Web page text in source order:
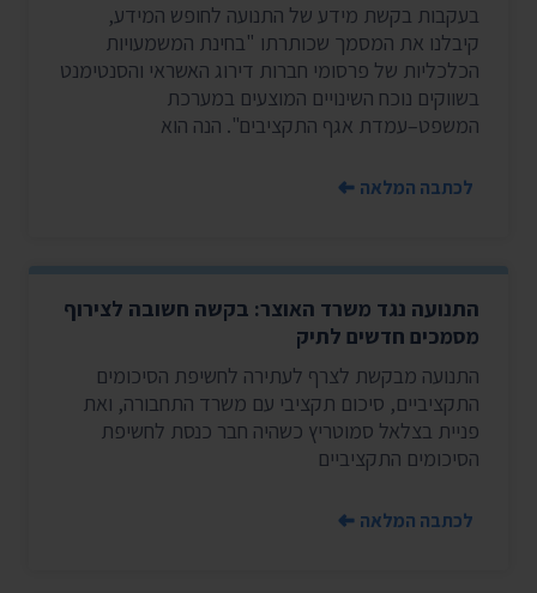
בעקבות בקשת מידע של התנועה לחופש המידע,
קיבלנו את המסמך שכותרתו "בחינת המשמעויות
הכלכליות של פרסומי חברות דירוג האשראי והסנטימנט
בשווקים נוכח השינויים המוצעים במערכת
המשפט–עמדת אגף התקציבים". הנה הוא
לכתבה המלאה
התנועה נגד משרד האוצר: בקשה חשובה לצירוף
מסמכים חדשים לתיק
התנועה מבקשת לצרף לעתירה לחשיפת הסיכומים
התקציביים, סיכום תקציבי עם משרד התחבורה, ואת
פניית בצלאל סמוטריץ כשהיה חבר כנסת לחשיפת
הסיכומים התקציביים
לכתבה המלאה